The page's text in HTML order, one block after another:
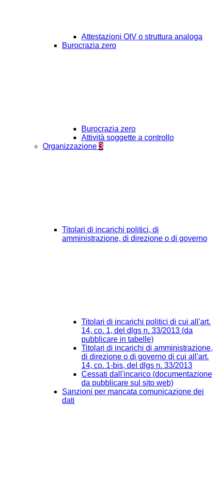
Attestazioni OIV o struttura analoga
Burocrazia zero
Burocrazia zero
Attività soggette a controllo
Organizzazione 3
Titolari di incarichi politici, di
amministrazione, di direzione o di governo
Titolari di incarichi politici di cui all'art.
14, co. 1, del dlgs n. 33/2013 (da
pubblicare in tabelle)
Titolari di incarichi di amministrazione,
di direzione o di governo di cui all'art.
14, co. 1-bis, del dlgs n. 33/2013
Cessati dall'incarico (documentazione
da pubblicare sul sito web)
Sanzioni per mancata comunicazione dei
dati